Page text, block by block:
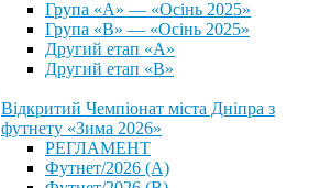
Група «А» — «Осінь 2025»
Група «В» — «Осінь 2025»
Другий етап «А»
Другий етап «В»
Відкритий Чемпіонат міста Дніпра з
футнету «Зима 2026»
РЕГЛАМЕНТ
Футнет/2026 (А)